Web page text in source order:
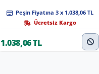
Peşin Fiyatına 3 x 1.038,06 TL
Ücretsiz Kargo
1.038,06 TL